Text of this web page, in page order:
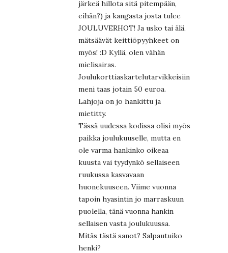
järkeä hillota sitä pitempään,
eihän?) ja kangasta josta tulee
JOULUVERHOT! Ja usko tai älä,
mätsäävät keittiöpyyhkeet on
myös! :D Kyllä, olen vähän
mielisairas.
Joulukorttiaskartelutarvikkeisiin
meni taas jotain 50 euroa.
Lahjoja on jo hankittu ja
mietitty.
Tässä uudessa kodissa olisi myös
paikka joulukuuselle, mutta en
ole varma hankinko oikeaa
kuusta vai tyydynkö sellaiseen
ruukussa kasvavaan
huonekuuseen. Viime vuonna
tapoin hyasintin jo marraskuun
puolella, tänä vuonna hankin
sellaisen vasta joulukuussa.
Mitäs tästä sanot? Salpautuiko
henki?